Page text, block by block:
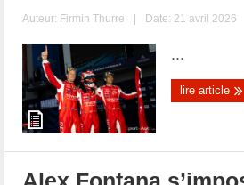
Auteur: Firmin Thurre | Date: 21 avril 2026
...
lire article